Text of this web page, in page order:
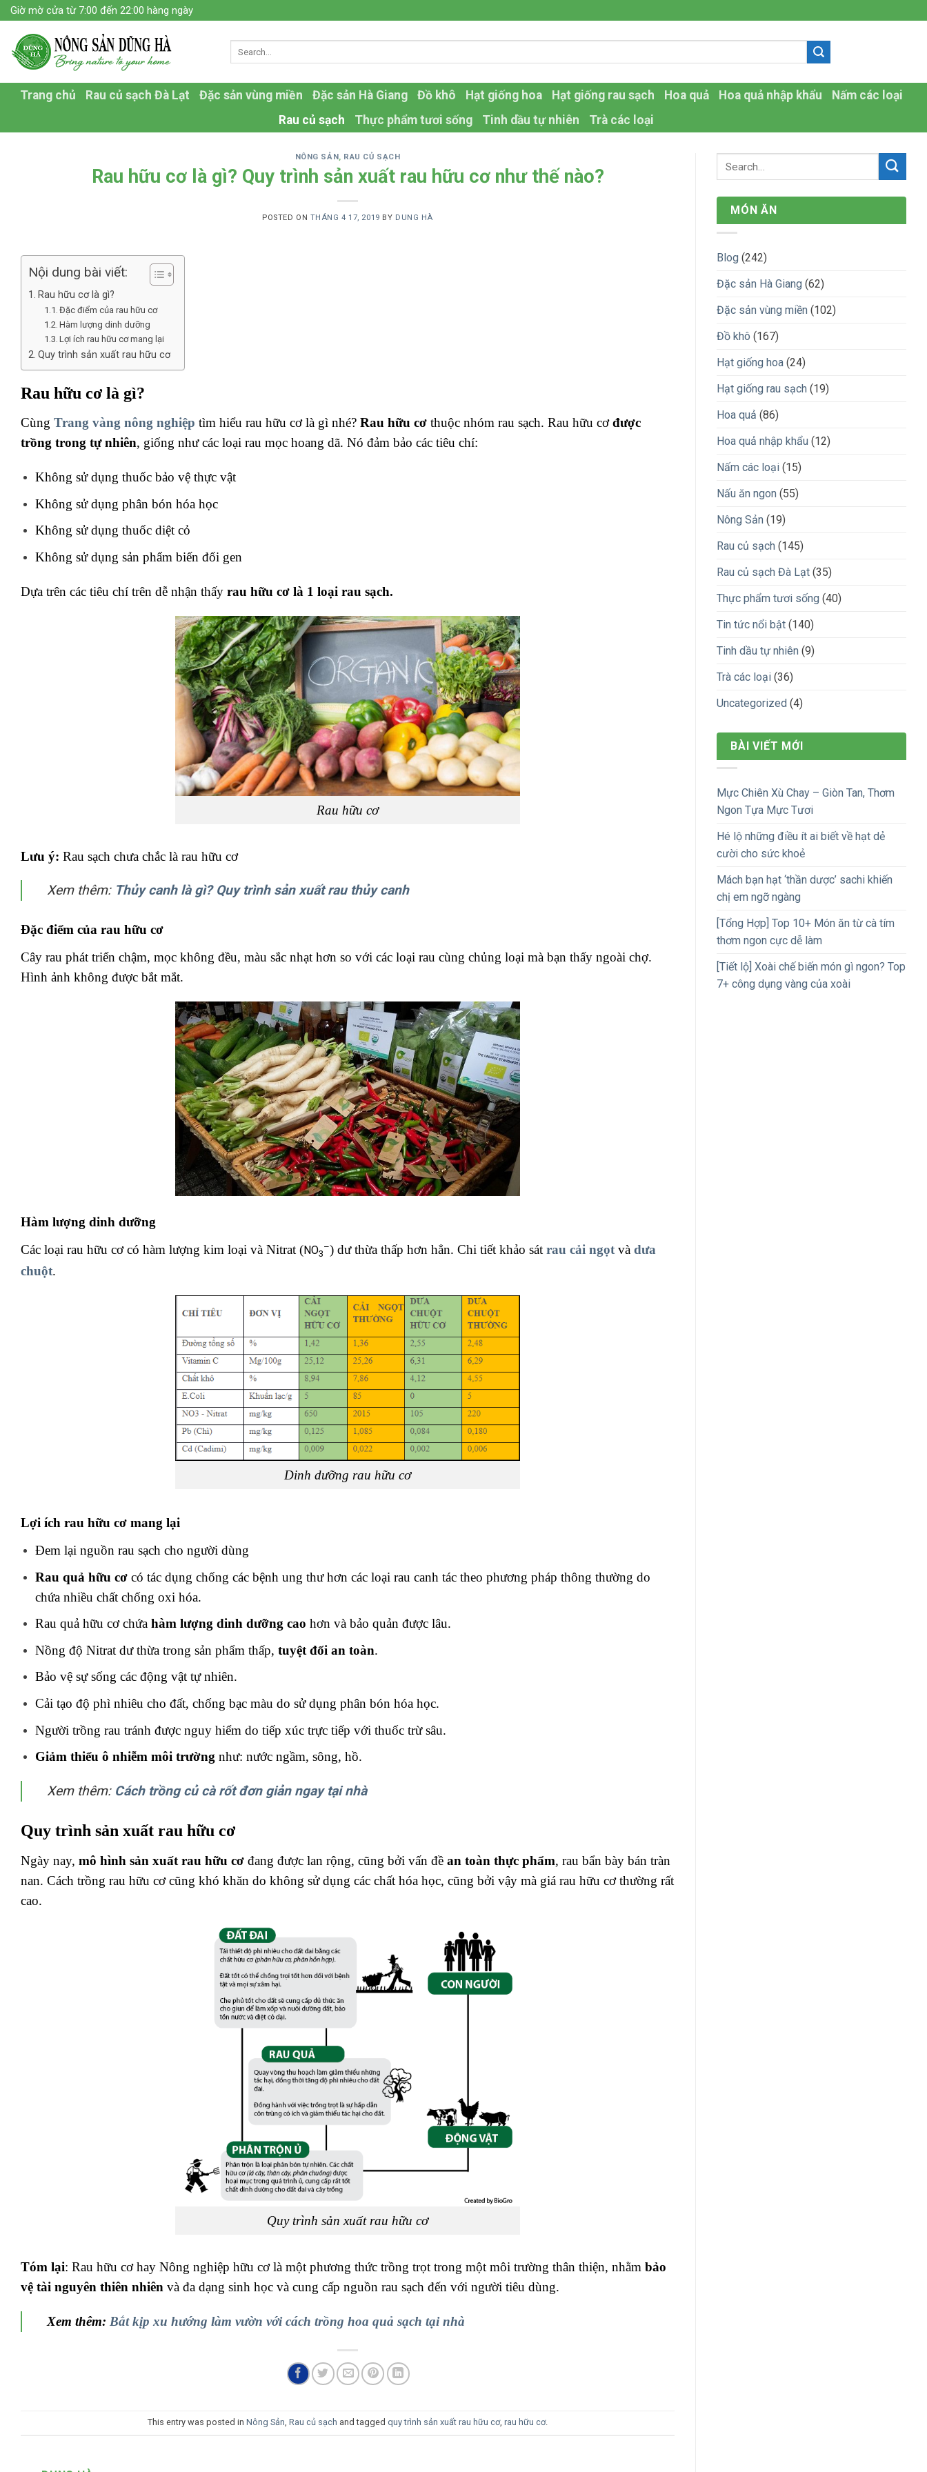
Skip
to
content
Giờ mờ cửa từ 7:00 đến 22:00 hàng ngày
Trang chủ Rau củ sạch Đà Lạt Đặc sản vùng miền Đặc sản Hà Giang Đồ khô Hạt giống hoa Hạt giống rau sạch Hoa quả Hoa quả nhập khẩu
Nấm các loại
Rau củ sạch
Thực phẩm tươi sống Tinh dầu tự nhiên Trà các loại
NÔNG SẢN, RAU CỦ SẠCH
Rau hữu cơ là gì? Quy trình sản xuất rau hữu cơ như thế nào?
POSTED ON THÁNG 4 17, 2019 BY DUNG HÀ
Nội dung bài viết:
Rau hữu cơ là gì?
Đặc điểm của rau hữu cơ
Hàm lượng dinh dưỡng
Lợi ích rau hữu cơ mang lại
Quy trình sản xuất rau hữu cơ
Rau hữu cơ là gì?
Cùng Trang vàng nông nghiệp tìm hiểu rau hữu cơ là gì nhé? Rau hữu cơ thuộc nhóm rau sạch. Rau hữu cơđược
trồng trong tự nhiên, giống như các loại rau mọc hoang dã. Nó đảm bảo các tiêu chí:
Không sử dụng thuốc bảo vệ thực vật
Không sử dụng phân bón hóa học
Không sử dụng thuốc diệt cỏ
Không sử dụng sản phẩm biến đổi gen
Dựa trên các tiêu chí trên dễ nhận thấy rau hữu cơ là 1 loại rau sạch.
Rau hữu cơ
Lưu ý: Rau sạch chưa chắc là rau hữu cơ
Xem thêm: Thủy canh là gì? Quy trình sản xuất rau thủy canh
Đặc điểm của rau hữu cơ
Cây rau phát triển chậm, mọc không đều, màu sắc nhạt hơn so với các loại rau cùng chủng loại mà bạn thấy ngoài chợ.
Hình ảnh không được bắt mắt.
Hàm lượng dinh dưỡng
Các loại rau hữu cơ có hàm lượng kim loại và Nitrat (NO3
–) dư thừa thấp hơn hẳn. Chi tiết khảo sát rau cải ngọt và dưa
chuột.
Dinh dưỡng rau hữu cơ
Lợi ích rau hữu cơ mang lại
Đem lại nguồn rau sạch cho người dùng
Rau quả hữu cơcó tác dụng chống các bệnh ung thư hơn các loại rau canh tác theo phương pháp thông thường do
chứa nhiều chất chống oxi hóa.
Rau quả hữu cơ chứa hàm lượng dinh dưỡng cao hơn và bảo quản được lâu.
Nồng độ Nitrat dư thừa trong sản phẩm thấp, tuyệt đối an toàn.
Bảo vệ sự sống các động vật tự nhiên.
Cải tạo độ phì nhiêu cho đất, chống bạc màu do sử dụng phân bón hóa học.
Người trồng rau tránh được nguy hiểm do tiếp xúc trực tiếp với thuốc trừ sâu.
Giảm thiểu ô nhiễm môi trường như: nước ngầm, sông, hồ.
Xem thêm: Cách trồng củ cà rốt đơn giản ngay tại nhà
Quy trình sản xuất rau hữu cơ
Ngày nay, mô hình sản xuất rau hữu cơ đang được lan rộng, cũng bởi vấn đề an toàn thực phẩm, rau bẩn bày bán tràn
nan. Cách trồng rau hữu cơ cũng khó khăn do không sử dụng các chất hóa học, cũng bởi vậy mà giá rau hữu cơ thường rất
cao.
Quy trình sản xuất rau hữu cơ
Tóm lại: Rau hữu cơ hay Nông nghiệp hữu cơ là một phương thức trồng trọt trong một môi trường thân thiện, nhằm bảo
vệ tài nguyên thiên nhiên và đa dạng sinh học và cung cấp nguồn rau sạch đến với người tiêu dùng.
Xem thêm: Bắt kịp xu hướng làm vườn với cách trồng hoa quả sạch tại nhà
This entry was posted in Nông Sản, Rau củ sạch and tagged quy trình sản xuất rau hữu cơ, rau hữu cơ.
MÓN ĂN
Blog (242)
Đặc sản Hà Giang (62)
Đặc sản vùng miền (102)
Đồ khô (167)
Hạt giống hoa (24)
Hạt giống rau sạch (19)
Hoa quả (86)
Hoa quả nhập khẩu (12)
Nấm các loại (15)
Nấu ăn ngon (55)
Nông Sản (19)
Rau củ sạch (145)
Rau củ sạch Đà Lạt (35)
Thực phẩm tươi sống (40)
Tin tức nổi bật (140)
Tinh dầu tự nhiên (9)
Trà các loại (36)
Uncategorized (4)
BÀI VIẾT MỚI
Mực Chiên Xù Chay – Giòn Tan, Thơm
Ngon Tựa Mực Tươi
Hé lộ những điều ít ai biết về hạt dẻ
cười cho sức khoẻ
Mách bạn hạt ‘thần dược’ sachi khiến
chị em ngỡ ngàng
[Tổng Hợp] Top 10+ Món ăn từ cà tím
thơm ngon cực dễ làm
[Tiết lộ] Xoài chế biến món gì ngon? Top
7+ công dụng vàng của xoài